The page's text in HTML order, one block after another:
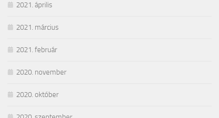
2021. április
2021. március
2021. február
2020. november
2020. október